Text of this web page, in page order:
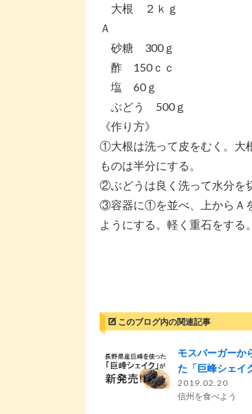
大根 ２ｋｇ
Ａ
砂糖 300ｇ
酢 150ｃｃ
塩 60ｇ
ぶどう 500ｇ
《作り方》
①大根は洗って皮をむく。大
ものは半分にする。
②ぶどうは良く洗って水分を
③容器に①を並べ、上からＡ
ようにする。軽く重石をする
このブログ内の関連記事
モスバーガーか
た「巨峰シェイ
2019.02.20
信州を食べよう